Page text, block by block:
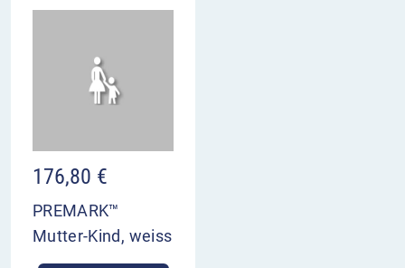
176,80 €
PREMARK™
Mutter-Kind, weiss